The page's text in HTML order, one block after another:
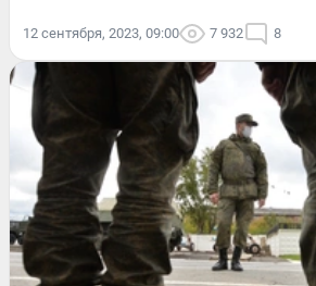
12 сентября, 2023, 09:00 7 932 8